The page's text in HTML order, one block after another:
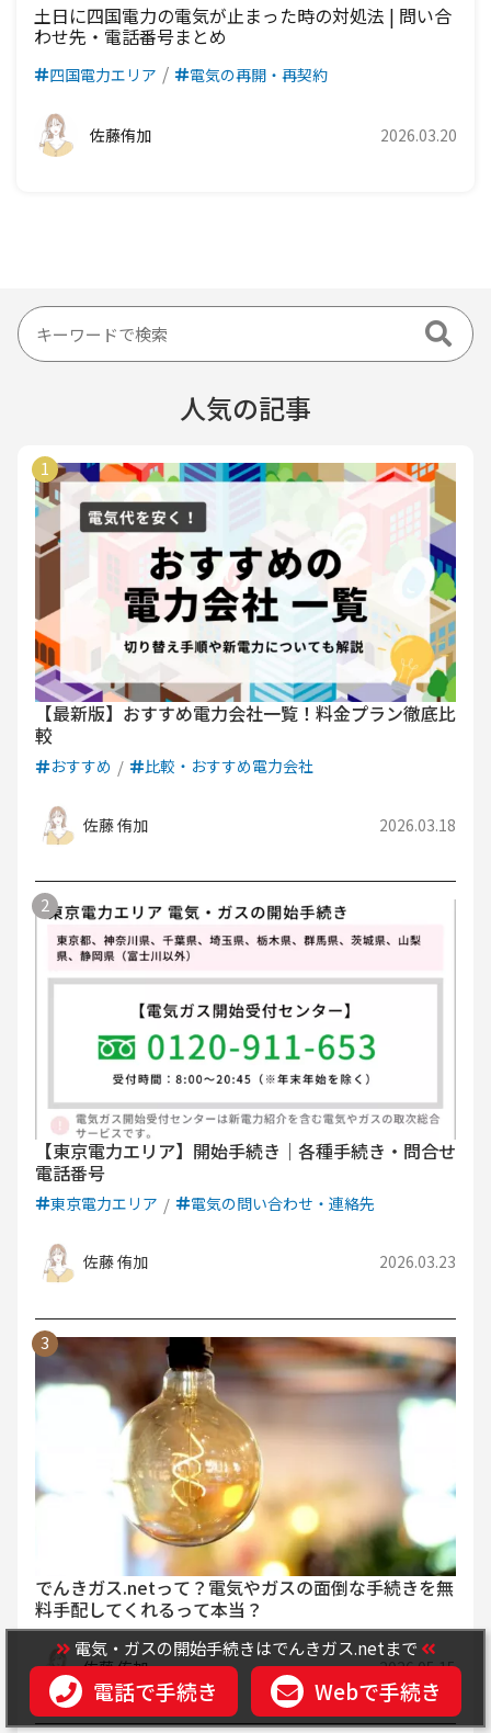
土日に四国電力の電気が止まった時の対処法 | 問い合
わせ先・電話番号まとめ
四国電力エリア 電気の再開・再契約
佐藤侑加 2026.03.20
人気の記事
【最新版】おすすめ電力会社一覧！料金プラン徹底比
較
おすすめ 比較・おすすめ電力会社
佐藤 侑加 2026.03.18
【東京電力エリア】開始手続き｜各種手続き・問合せ
電話番号
東京電力エリア 電気の問い合わせ・連絡先
佐藤 侑加 2026.03.23
でんきガス.netって？電気やガスの面倒な手続きを無
料手配してくれるって本当？
佐藤 侑加 2026.05.15
電気・ガスの開始手続きはでんきガス.netまで
電話で手続き Webで手続き